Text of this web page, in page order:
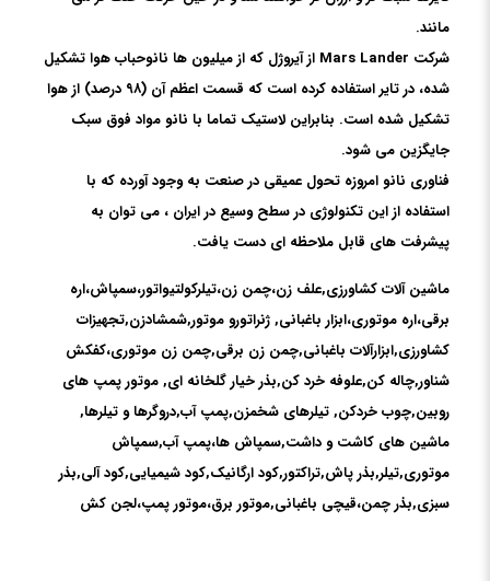
مانند.
شرکت Mars Lander از آیروژل که از میلیون ها نانوحباب هوا تشکیل
شده، در تایر استفاده کرده است که قسمت اعظم آن (۹۸ درصد) از هوا
تشکیل شده است. بنابراین لاستیک تماما با نانو مواد فوق سبک
جایگزین می شود.
فناوری نانو امروزه تحول عمیقی در صنعت به وجود آورده که با
استفاده از این تکنولوژی در سطح وسیع در ایران ، می توان به
پیشرفت های قابل ملاحظه ای دست یافت.
ماشین آلات کشاورزی,علف زن،چمن زن،تیلرکولتیواتور،سمپاش،اره
برقی،اره موتوری،ابزار باغبانی, ژنراتورو موتور,شمشادزن,تجهیزات
کشاورزی,ابزارآلات باغبانی,چمن زن برقی,چمن زن موتوری،كفكش
شناور,چاله کن,علوفه خرد کن,بذر خیار گلخانه ای, موتور پمپ های
روبین,چوب خردکن, تیلرهای شخمزن,پمپ آب,دروگرها و تیلرها,
ماشین های کاشت و داشت,سمپاش ها،پمپ آب,سمپاش
موتوری,تیلر,بذر پاش,تراکتور,کود ارگانیک,کود شیمیایی,کود آلی,بذر
سبزی,بذر چمن،قیچی باغبانی,موتور برق،موتور پمپ،لجن کش